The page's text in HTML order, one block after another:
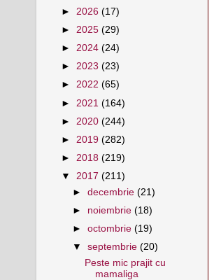
► 2026 (17)
► 2025 (29)
► 2024 (24)
► 2023 (23)
► 2022 (65)
► 2021 (164)
► 2020 (244)
► 2019 (282)
► 2018 (219)
▼ 2017 (211)
►decembrie(21)
► noiembrie(18)
►octombrie(19)
▼septembrie(20)
Peste mic prajit cu
mamaliga